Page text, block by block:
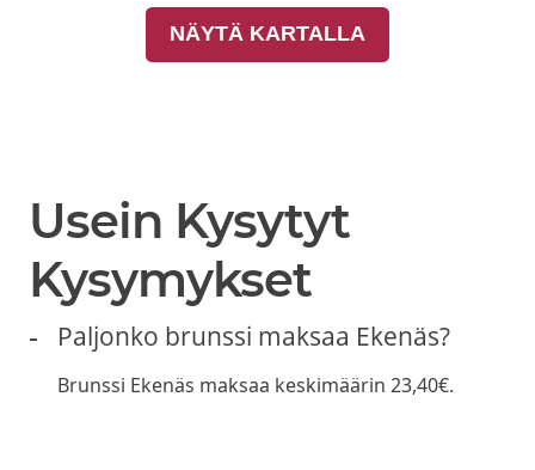
NÄYTÄ KARTALLA
Usein Kysytyt
Kysymykset
Paljonko brunssi maksaa Ekenäs?
Brunssi Ekenäs maksaa keskimäärin 23,40€.